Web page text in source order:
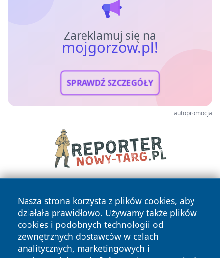
Zareklamuj się na
mojgorzow.pl!
SPRAWDŹ SZCZEGÓŁY
autopromocja
Nasza strona korzysta z plików cookies, aby
działała prawidłowo. Używamy także plików
cookies i podobnych technologii od
zewnętrznych dostawców w celach
analitycznych, marketingowych i
Copyright © 2026 mojgorzow.pl Wszystkie prawa zastrzeżone.